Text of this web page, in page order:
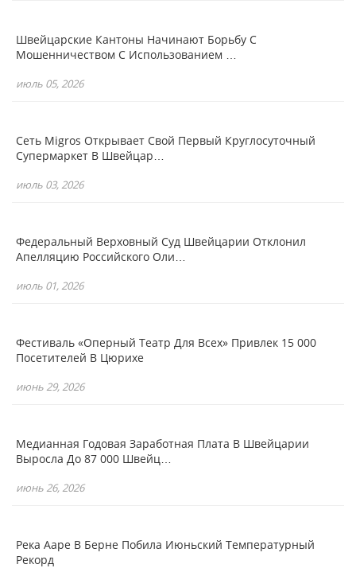
Швейцарские Кантоны Начинают Борьбу С
Мошенничеством С Использованием …
июль 05, 2026
Сеть Migros Открывает Свой Первый Круглосуточный
Супермаркет В Швейцар…
июль 03, 2026
Федеральный Верховный Суд Швейцарии Отклонил
Апелляцию Российского Оли…
июль 01, 2026
Фестиваль «Оперный Театр Для Всех» Привлек 15 000
Посетителей В Цюрихе
июнь 29, 2026
Медианная Годовая Заработная Плата В Швейцарии
Выросла До 87 000 Швейц…
июнь 26, 2026
Река Ааре В Берне Побила Июньский Температурный
Рекорд